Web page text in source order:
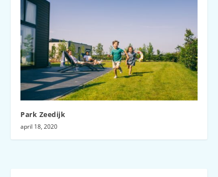
Park Zeedijk
april 18, 2020